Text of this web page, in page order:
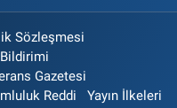
Sözleşmesi
Bildirimi
Gazetesi
Reddi Yayın İlkeleri